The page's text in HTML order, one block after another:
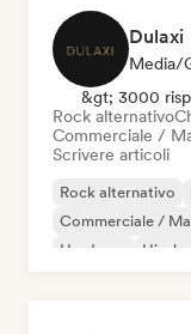
Dulaxi
Media/
&gt; 3000
Rock alternativo
Commerciale /
Scrivere articoli
Rock alternativo
Commerciale /
Hardcore
Hip-hop